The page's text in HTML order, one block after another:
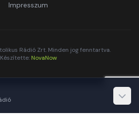
Impresszum
Rádió Zrt. Minden jog fenntartva.
Készítette: NovaNow